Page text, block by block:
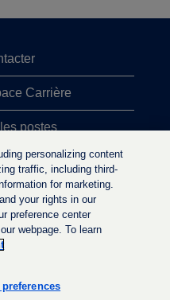
Carrière
postes
d'emploi
o
personalizing content
traffic, including third-
for marketing.
your rights in our
preference center
webpage. To learn